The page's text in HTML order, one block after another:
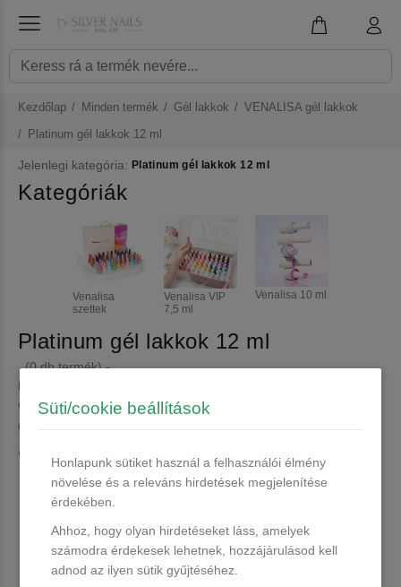
Kezdőlap Minden termék Gél lakkok
VENALISA gél lakkok
Platinum gél lakkok 12 ml
Jelenlegi kategória: Platinum gél lakkok 12 ml
Kategóriák
Venalisa
szettek
Venalisa VIP
7,5 ml
Venalisa 10 ml
Platinum gél lakkok 12 ml
(0 db termék) -
vendégeid imádni fogják! 12 ml-es kiszerelésben kaphatóak, egy egyszínű
gél lakk szettet is feldob!
Süti/cookie beállítások
Honlapunk sütiket használ a felhasználói élmény
növelése és a releváns hirdetések megjelenítése
érdekében.
Ahhoz, hogy olyan hirdetéseket láss, amelyek
számodra érdekesek lehetnek, hozzájárulásod kell
adnod az ilyen sütik gyűjtéséhez.